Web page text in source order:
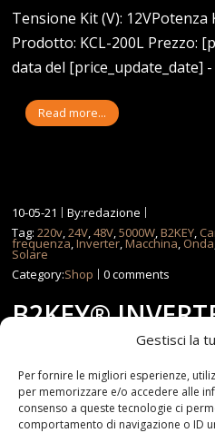
Gestisci la
Per fornire le migliori esperienze,
per memorizzare e/o accedere alle
consenso a queste tecnologie ci
comportamento di navigazione o ID
Tensione Kit (V): 12VPotenza
Prodotto: KCL-200L Prezzo:
data del [price_update_date]
Read more...
10-05-21
By:redazione
Tag:220v,24V,48V,5000W,B2KEY,
frequenza,Inverter,Macchina, Onda
Solare
Category:Shop 0 comments
B2KEY®
SINUSOIDALE
POTENZA